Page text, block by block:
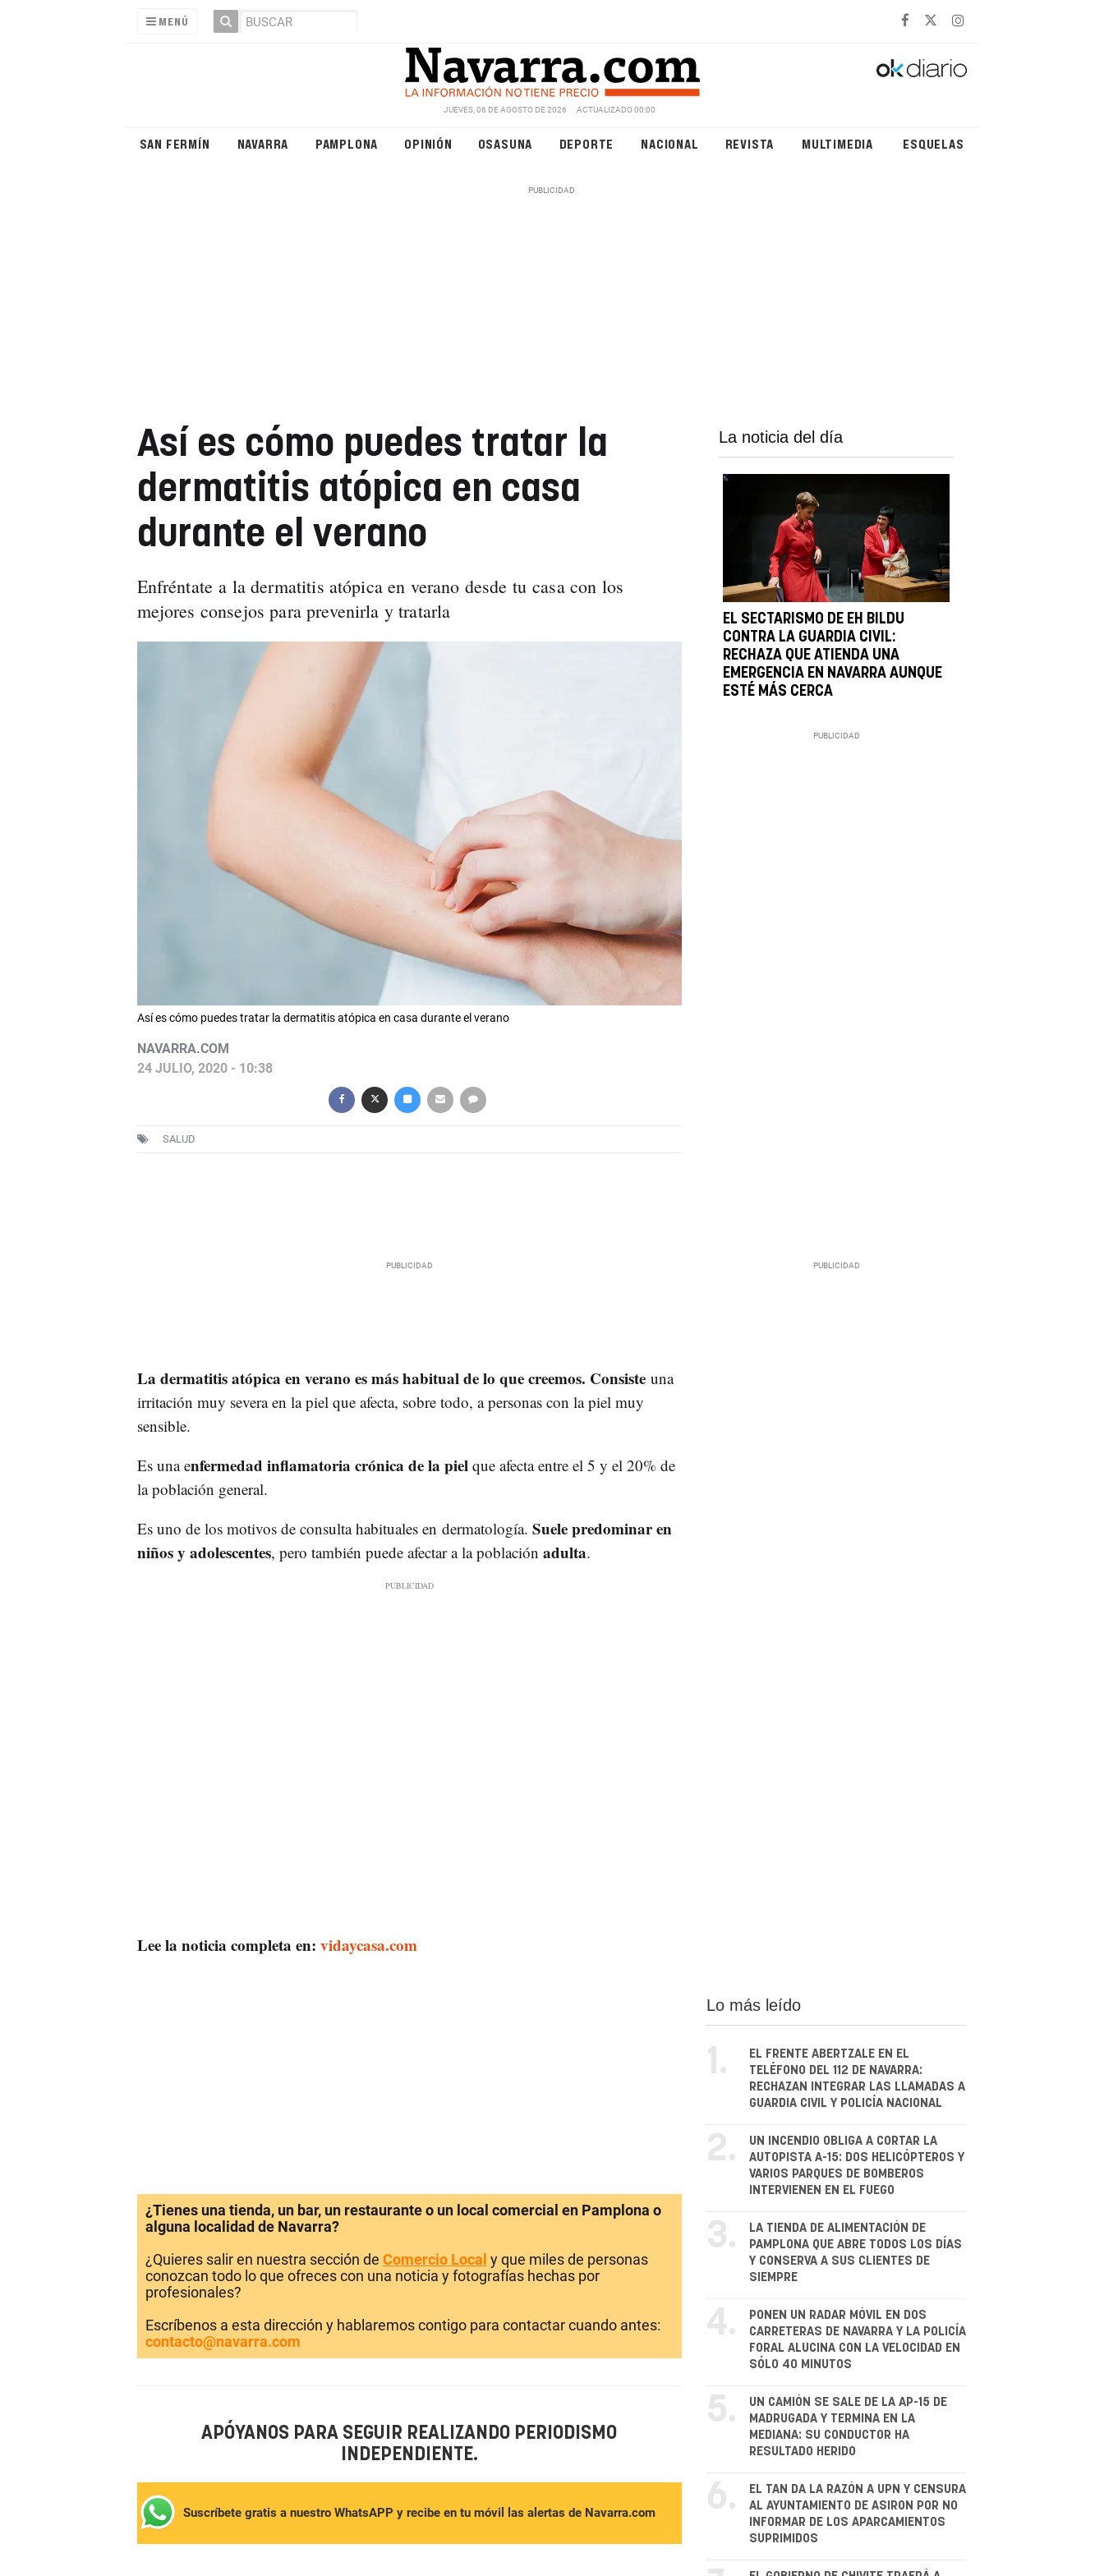
MENÚ
JUEVES, 06 DE AGOSTO DE 2026 ACTUALIZADO 00:00
SAN FERMÍN NAVARRA PAMPLONA OPINIÓN OSASUNA DEPORTE NACIONAL REVISTA MULTIMEDIA ESQUELAS
Así es cómo puedes tratar la
dermatitis atópica en casa
durante el verano
Enfréntate a la dermatitis atópica en verano desde tu casa con los
mejores consejos para prevenirla y tratarla
Así es cómo puedes tratar la dermatitis atópica en casa durante el verano
NAVARRA.COM
24 JULIO, 2020 - 10:38
SALUD
La noticia del día
EL SECTARISMO DE EH BILDU
CONTRA LA GUARDIA CIVIL:
RECHAZA QUE ATIENDA UNA
EMERGENCIA EN NAVARRA AUNQUE
ESTÉ MÁS CERCA
La dermatitis atópica en verano es más habitual de lo que creemos. Consisteuna
irritación muy severa en la piel que afecta, sobre todo, a personas con la piel muy
sensible.
Es una enfermedad inflamatoria crónica de la piel que afecta entre el 5 y el 20% de
la población general.
Es uno de los motivos de consulta habituales en dermatología. Suele predominar en
niños y adolescentes, pero también puede afectar a la población adulta.
Lee la noticia completa en: vidaycasa.com
¿Tienes una tienda, un bar, un restaurante o un local comercial en Pamplona o
alguna localidad de Navarra?
¿Quieres salir en nuestra sección de Comercio Local y que miles de personas
conozcan todo lo que ofreces con una noticia y fotografías hechas por
profesionales?
Escríbenos a esta dirección y hablaremos contigo para contactar cuando antes:
contacto@navarra.com
APÓYANOS PARA SEGUIR REALIZANDO PERIODISMO
INDEPENDIENTE.
Suscríbete gratis a nuestro WhatsAPP y recibe en tu móvil las alertas de Navarra.com
Lo más leído
1.
EL FRENTE ABERTZALE EN EL
TELÉFONO DEL 112 DE NAVARRA:
RECHAZAN INTEGRAR LAS LLAMADAS A
GUARDIA CIVIL Y POLICÍA NACIONAL
2.
UN INCENDIO OBLIGA A CORTAR LA
AUTOPISTA A-15: DOS HELICÓPTEROS Y
VARIOS PARQUES DE BOMBEROS
INTERVIENEN EN EL FUEGO
3.
LA TIENDA DE ALIMENTACIÓN DE
PAMPLONA QUE ABRE TODOS LOS DÍAS
Y CONSERVA A SUS CLIENTES DE
SIEMPRE
4.
PONEN UN RADAR MÓVIL EN DOS
CARRETERAS DE NAVARRA Y LA POLICÍA
FORAL ALUCINA CON LA VELOCIDAD EN
SÓLO 40 MINUTOS
5.
UN CAMIÓN SE SALE DE LA AP-15 DE
MADRUGADA Y TERMINA EN LA
MEDIANA: SU CONDUCTOR HA
RESULTADO HERIDO
6.
EL TAN DA LA RAZÓN A UPN Y CENSURA
AL AYUNTAMIENTO DE ASIRON POR NO
INFORMAR DE LOS APARCAMIENTOS
SUPRIMIDOS